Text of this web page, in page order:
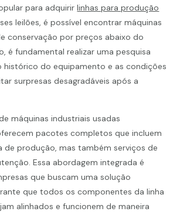
para adquirirlinhas para produção
leilões, é possível encontrar máquinas
conservação por preços abaixo do
é fundamental realizar uma pesquisa
histórico do equipamento e as condições
surpresas desagradáveis após a
máquinas industriais usadas
pacotes completos que incluem
de produção, mas também serviços de
Essa abordagem integrada é
que buscam uma solução
que todos os componentes da linha
alinhados e funcionem de maneira